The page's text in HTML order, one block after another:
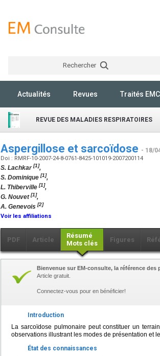
Rechercher
Actualités Revues Traités EMC
REVUE DES MALADIES RESPIRATOIRES
Aspergillose et sarcoïdose - 18/
Doi : RMRF-10-2007-24-8-0761-8425-101019-2007200114
S. Lachkar[1],
S. Dominique [1],
L. Thiberville [1],
G. Nouvet[1],
A. Genevois [2]
Voir les affiliations
PDF Article
Résumé
Mots clés
Figures
Bienvenue sur EM-consulte, la référence des
Article gratuit.
Connectez-vous pour en bénéficier!
Introduction
La sarcoïdose pulmonaire peut constituer un
observations illustrant les modes de présentation et
État des connaissances